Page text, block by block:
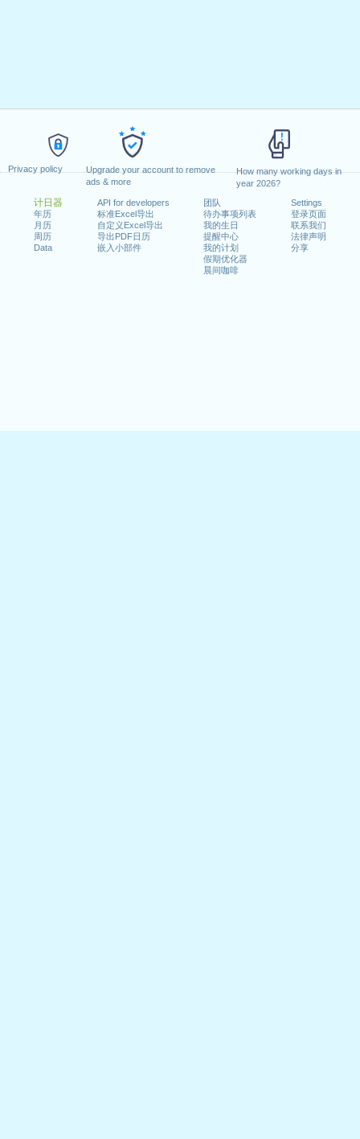
Privacy policy
Upgrade your account to remove
ads & more
How many working days in
year 2026?
计日器
年历
月历
周历
Data
API for developers
标准Excel导出
自定义Excel导出
导出PDF日历
嵌入小部件
团队
待办事项列表
我的生日
提醒中心
我的计划
假期优化器
晨间咖啡
Settings
登录页面
联系我们
法律声明
分享